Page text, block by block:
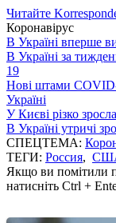
Читайте
Коронавірус
В Україні вперше
В Україні за
19
Нові штами COVID-
Україні
У Києві різко
В Україні утричі
СПЕЦТЕМА:
ТЕГИ: Россия,
Якщо ви помітили
натисніть Ctrl +